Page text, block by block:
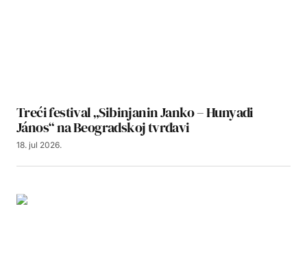
Treći festival „Sibinjanin Janko – Hunyadi
János“ na Beogradskoj tvrđavi
18. jul 2026.